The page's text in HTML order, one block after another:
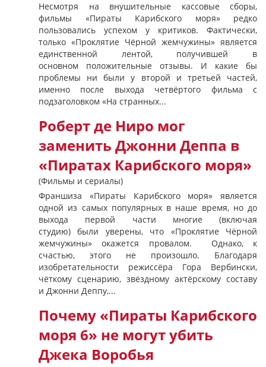
Несмотря на внушительные кассовые сборы,
фильмы «Пираты Карибского моря» редко
пользовались успехом у критиков. Фактически,
только «Проклятие Чёрной жемчужины» является
единственной лентой, получившей в
основном положительные отзывы. И какие бы
проблемы ни были у второй и третьей частей,
именно после выхода четвёртого фильма с
подзаголовком «На странных...
Роберт де Ниро мог
заменить Джонни Деппа в
«Пиратах Карибского моря»
(Фильмы и сериалы)
Франшиза «Пираты Карибского моря» является
одной из самых популярных в наше время, но до
выхода первой части многие (включая
студию) были уверены, что «Проклятие Чёрной
жемчужины» окажется провалом. Однако, к
счастью, этого не произошло. Благодаря
изобретательности режиссёра Гора Вербински,
чёткому сценарию, звёздному актёрскому составу
и Джонни Деппу,...
Почему «Пираты Карибского
моря 6» не могут убить
Джека Воробья